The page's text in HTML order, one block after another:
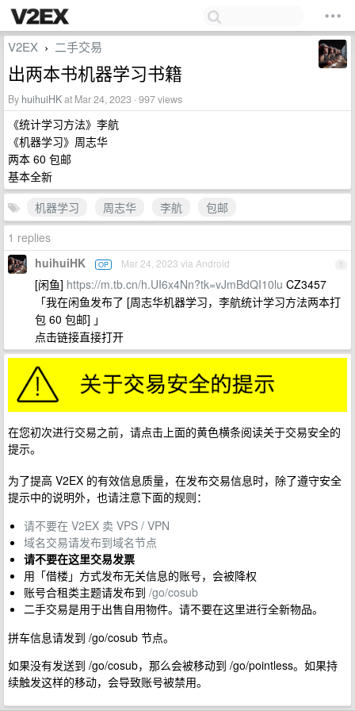
V2EX › 二手交易
出两本书机器学习书籍
By huihuiHKat Mar 24, 2023 · 997 views
《统计学习方法》李航
《机器学习》周志华
两本 60 包邮
基本全新
机器学习
周志华 李航
包邮
1 replies
1
huihuiHK OP Mar 24, 2023 via Android
[闲鱼] https://m.tb.cn/h.UI6x4Nn?tk=vJmBdQI10lu CZ3457
「我在闲鱼发布了 [周志华机器学习，李航统计学习方法两本打
包 60 包邮] 」
点击链接直接打开
在您初次进行交易之前，请点击上面的黄色横条阅读关于交易安全的
提示。
为了提高 V2EX 的有效信息质量，在发布交易信息时，除了遵守安全
提示中的说明外，也请注意下面的规则：
请不要在 V2EX 卖 VPS / VPN
域名交易请发布到域名节点
请不要在这里交易发票
用「借楼」方式发布无关信息的账号，会被降权
账号合租类主题请发布到 /go/cosub
二手交易是用于出售自用物件。请不要在这里进行全新物品。
拼车信息请发到 /go/cosub 节点。
如果没有发送到 /go/cosub，那么会被移动到 /go/pointless。如果持
续触发这样的移动，会导致账号被禁用。